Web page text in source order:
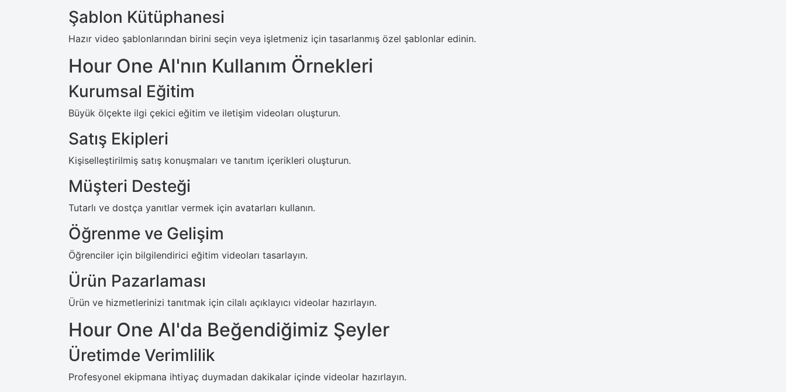
Şablon Kütüphanesi
Hazır video şablonlarından birini seçin veya işletmeniz için tasarlanmış özel şablonlar edinin.
Hour One AI'nın Kullanım Örnekleri
Kurumsal Eğitim
Büyük ölçekte ilgi çekici eğitim ve iletişim videoları oluşturun.
Satış Ekipleri
Kişiselleştirilmiş satış konuşmaları ve tanıtım içerikleri oluşturun.
Müşteri Desteği
Tutarlı ve dostça yanıtlar vermek için avatarları kullanın.
Öğrenme ve Gelişim
Öğrenciler için bilgilendirici eğitim videoları tasarlayın.
Ürün Pazarlaması
Ürün ve hizmetlerinizi tanıtmak için cilalı açıklayıcı videolar hazırlayın.
Hour One AI'da Beğendiğimiz Şeyler
Üretimde Verimlilik
Profesyonel ekipmana ihtiyaç duymadan dakikalar içinde videolar hazırlayın.